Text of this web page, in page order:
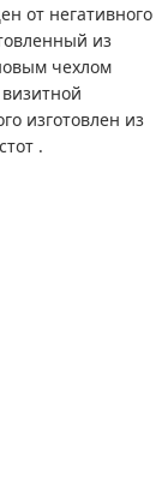
от негативного
из
чехлом
изготовлен из
.